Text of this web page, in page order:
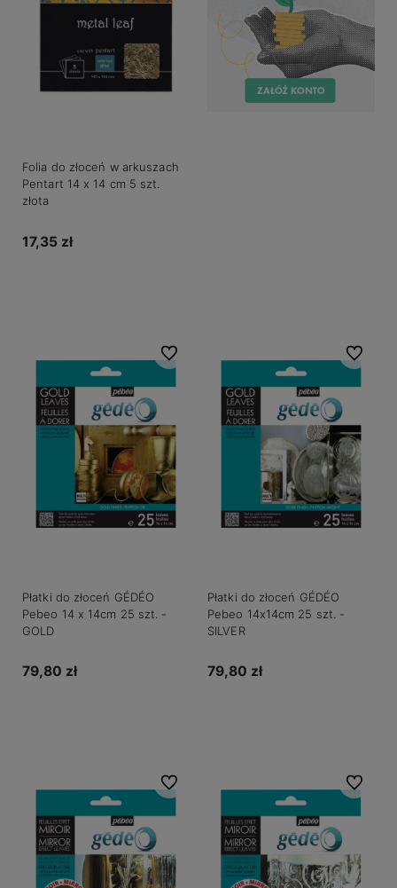
Folia do złoceń w arkuszach
Pentart 14 x 14 cm 5 szt.
złota
17,35 zł
Płatki do złoceń GÉDÉO
Pebeo 14 x 14cm 25 szt. -
GOLD
79,80 zł
Do ulubionych
Płatki do złoceń GÉDÉO
Pebeo 14x14cm 25 szt. -
SILVER
79,80 zł
Do
Do ulubionych Do